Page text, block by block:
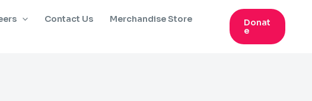
Contact Us Merchandise Store Donat
E